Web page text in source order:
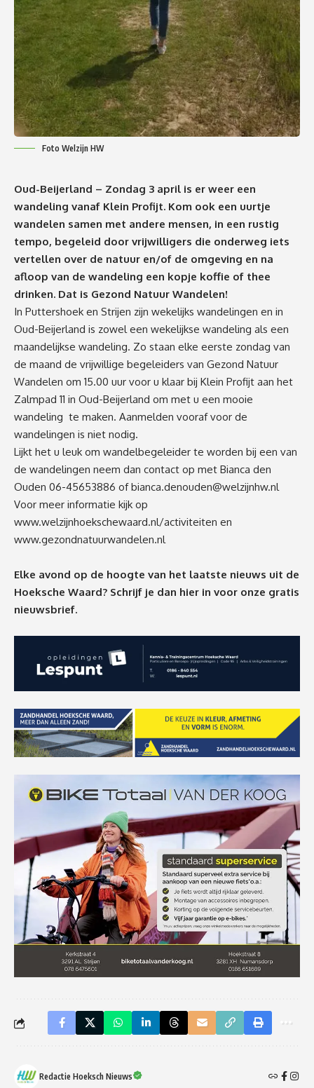
Foto Welzijn HW
Oud-Beijerland – Zondag 3 april is er weer een
wandeling vanaf Klein Profijt. Kom ook een uurtje
wandelen samen met andere mensen, in een rustig
tempo, begeleid door vrijwilligers die onderweg iets
vertellen over de natuur en/of de omgeving en na
afloop van de wandeling een kopje koffie of thee
drinken. Dat is Gezond Natuur Wandelen!
In Puttershoek en Strijen zijn wekelijks wandelingen en in
Oud-Beijerland is zowel een wekelijkse wandeling als een
maandelijkse wandeling. Zo staan elke eerste zondag van
de maand de vrijwillige begeleiders van Gezond Natuur
Wandelen om 15.00 uur voor u klaar bij Klein Profijt aan het
Zalmpad 11 in Oud-Beijerland om met u een mooie
wandeling te maken. Aanmelden vooraf voor de
wandelingen is niet nodig.
Lijkt het u leuk om wandelbegeleider te worden bij een van
de wandelingen neem dan contact op met Bianca den
Ouden 06-45653886 ofbianca.denouden@welzijnhw.nl
Voor meer informatie kijk op
www.welzijnhoekschewaard.nl/activiteiten en
www.gezondnatuurwandelen.nl
Elke avond op de hoogte van het laatste nieuws uit de
Hoeksche Waard? Schrijf je dan hier in voor onze gratis
nieuwsbrief.
Redactie Hoeksch Nieuws